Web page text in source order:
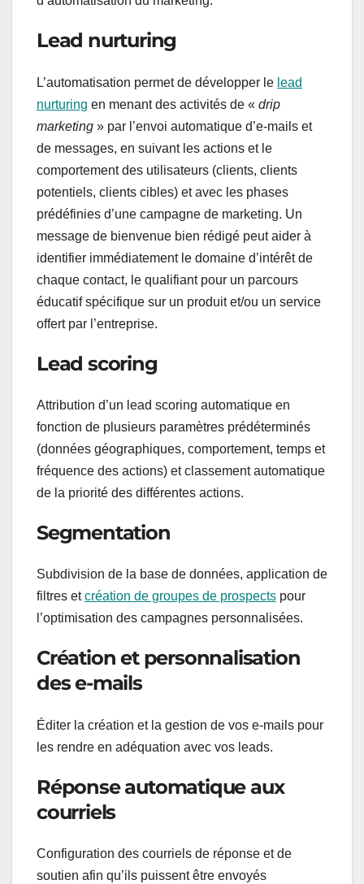
Lead nurturing
L’automatisation permet de développer le lead
nurturing en menant des activités de « drip
marketing » par l’envoi automatique d’e-mails et
de messages, en suivant les actions et le
comportement des utilisateurs (clients, clients
potentiels, clients cibles) et avec les phases
prédéfinies d’une campagne de marketing. Un
message de bienvenue bien rédigé peut aider à
identifier immédiatement le domaine d’intérêt de
chaque contact, le qualifiant pour un parcours
éducatif spécifique sur un produit et/ou un service
offert par l’entreprise.
Lead scoring
Attribution d’un lead scoring automatique en
fonction de plusieurs paramètres prédéterminés
(données géographiques, comportement, temps et
fréquence des actions) et classement automatique
de la priorité des différentes actions.
Segmentation
Subdivision de la base de données, application de
filtres etcréation de groupes de prospects pour
l’optimisation des campagnes personnalisées.
Création et personnalisation
des e-mails
Éditer la création et la gestion de vos e-mails pour
les rendre en adéquation avec vos leads.
Réponse automatique aux
courriels
Configuration des courriels de réponse et de
soutien afin qu’ils puissent être envoyés